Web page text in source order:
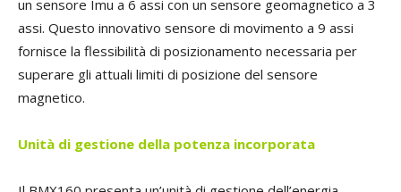
un sensore Imu a 6 assi con un sensore geomagnetico a 3
assi. Questo innovativo sensore di movimento a 9 assi
fornisce la flessibilità di posizionamento necessaria per
superare gli attuali limiti di posizione del sensore
magnetico.
Unità di gestione della potenza incorporata